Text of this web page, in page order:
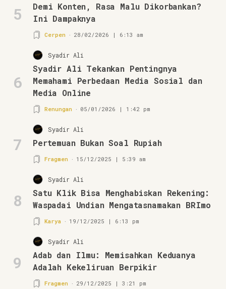
5
Demi Konten, Rasa Malu Dikorbankan?
Ini Dampaknya
Cerpen 28/02/2026 | 6:13 am
6
Syadir Ali
Syadir Ali Tekankan Pentingnya
Memahami Perbedaan Media Sosial dan
Media Online
Renungan 05/01/2026 | 1:42 pm
7
Syadir Ali
Pertemuan Bukan Soal Rupiah
Fragmen 15/12/2025 | 5:39 am
8
Syadir Ali
Satu Klik Bisa Menghabiskan Rekening:
Waspadai Undian Mengatasnamakan BRImo
Karya 19/12/2025 | 6:13 pm
9
Syadir Ali
Adab dan Ilmu: Memisahkan Keduanya
Adalah Kekeliruan Berpikir
Fragmen 29/12/2025 | 3:21 pm